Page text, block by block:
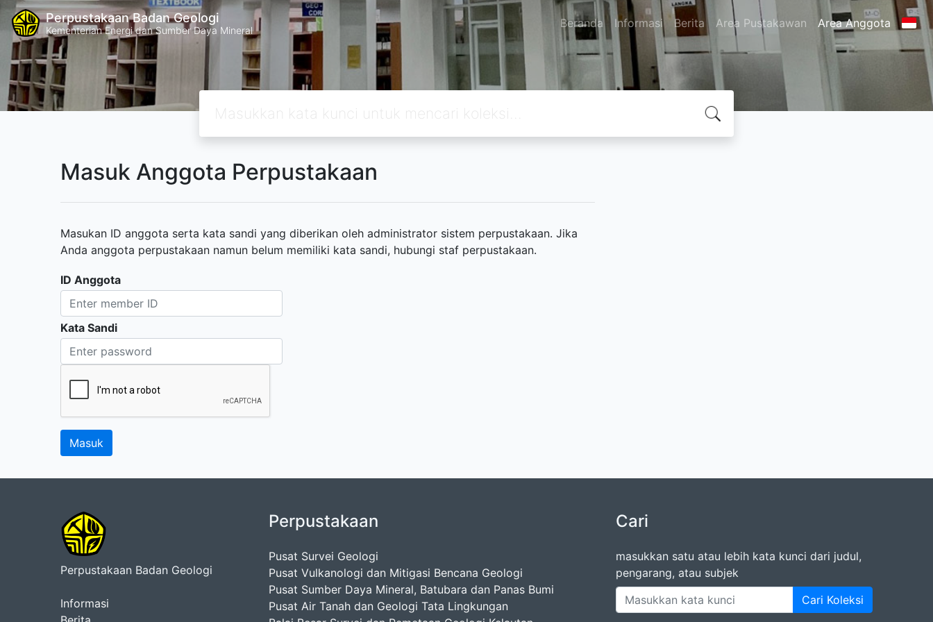
Perpustakaan Badan Geologi
Kementerian Energi dan Sumber Daya Mineral Beranda Informasi Berita Area Pustakawan Area Anggota
Masuk Anggota Perpustakaan
Masukan ID anggota serta kata sandi yang diberikan oleh administrator sistem perpustakaan. Jika
Anda anggota perpustakaan namun belum memiliki kata sandi, hubungi staf perpustakaan.
ID Anggota
Kata Sandi
Perpustakaan Badan Geologi
Informasi
Perpustakaan
Pusat Survei Geologi
Pusat Vulkanologi dan Mitigasi Bencana Geologi
Pusat Sumber Daya Mineral, Batubara dan Panas Bumi
Pusat Air Tanah dan Geologi Tata Lingkungan
Cari
masukkan satu atau lebih kata kunci dari judul,
pengarang, atau subjek
Cari Koleksi